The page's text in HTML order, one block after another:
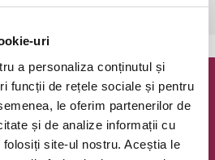
uri
a personaliza conținutul și
funcții de rețele sociale și pentru
le oferim partenerilor de
și de analize informații cu
site-ul nostru. Aceștia le
vezi pe harta
@ Bilete.ro
saptamanala cu cele mai noi
evenimente.